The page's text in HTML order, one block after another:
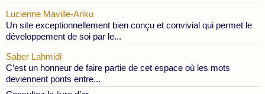
Lucienne Maville-Anku
Un site exceptionnellement bien conçu et convivial qui permet le
développement de soi par le...
Saber Lahmidi
C’est un honneur de faire partie de cet espace où les mots
deviennent ponts entre...